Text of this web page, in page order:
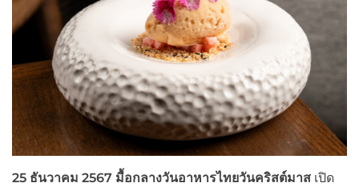
25 ธันวาคม 2567 มื้อกลางวันอาหารไทยวันคริสต์มาส เปิด